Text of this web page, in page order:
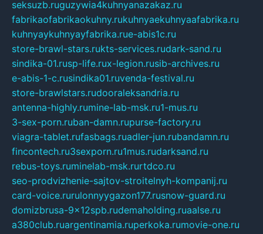
seksuzb.ruguzywia4kuhnyanazakaz.ru
fabrikaofabrikaokuhny.rukuhnyaekuhnyaafabrika.ru
kuhnyaykuhnyayfabrika.rue-abis1c.ru
store-brawl-stars.rukts-services.rudark-sand.ru
sindika-01.rusp-life.rux-legion.rusib-archives.ru
e-abis-1-c.rusindika01.ruvenda-festival.ru
store-brawlstars.rudooraleksandria.ru
antenna-highly.rumine-lab-msk.ru1-mus.ru
3-sex-porn.ruban-damn.rupurse-factory.ru
viagra-tablet.rufasbags.ruadler-jun.rubandamn.ru
fincontech.ru3sexporn.ru1mus.rudarksand.ru
rebus-toys.ruminelab-msk.rurtdco.ru
seo-prodvizhenie-sajtov-stroitelnyh-kompanij.ru
card-voice.rurulonnyygazon177.rusnow-guard.ru
domizbrusa-9x12spb.rudemaholding.ruaalse.ru
a380club.ruargentinamia.ruperkoka.rumovie-one.ru